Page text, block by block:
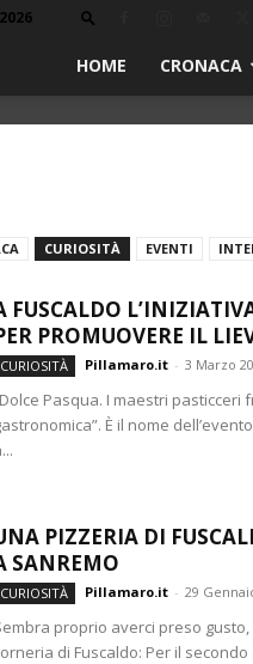
HOME CRONACA
CURIOSITÀ EVENTI
FUSCALDO
PROMUOVERE IL
CURIOSITÀ Pillamaro.it - 3 Marzo
Pasqua. I maestri
È il nome
PIZZERIA DI
SANREMO
CURIOSITÀ Pillamaro.it - 29
proprio averci preso
di Fuscaldo: Per il